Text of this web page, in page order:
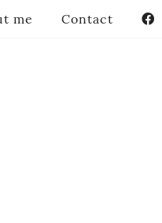
me Contact